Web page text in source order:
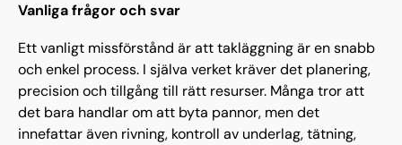
Vanliga frågor och svar
Ett vanligt missförstånd är att takläggning är en snabb
och enkel process. I själva verket kräver det planering,
precision och tillgång till rätt resurser. Många tror att
det bara handlar om att byta pannor, men det
innefattar även rivning, kontroll av underlag, tätning,